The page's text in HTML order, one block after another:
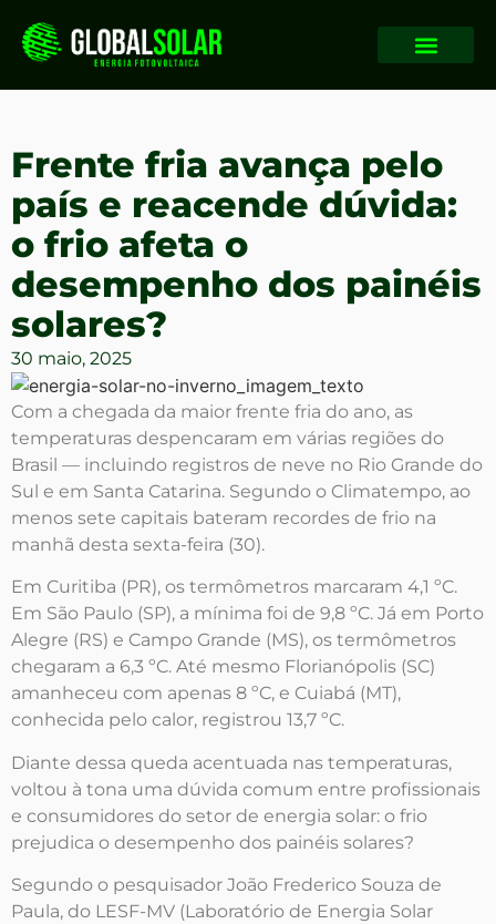
Frente fria avança pelo
país e reacende dúvida:
o frio afeta o
desempenho dos painéis
solares?
30 maio, 2025
Com a chegada da maior frente fria do ano, as
temperaturas despencaram em várias regiões do
Brasil — incluindo registros de neve no Rio Grande do
Sul e em Santa Catarina. Segundo o Climatempo, ao
menos sete capitais bateram recordes de frio na
manhã desta sexta-feira (30).
Em Curitiba (PR), os termômetros marcaram 4,1 ºC.
Em São Paulo (SP), a mínima foi de 9,8 ºC. Já em Porto
Alegre (RS) e Campo Grande (MS), os termômetros
chegaram a 6,3 ºC. Até mesmo Florianópolis (SC)
amanheceu com apenas 8 ºC, e Cuiabá (MT),
conhecida pelo calor, registrou 13,7 ºC.
Diante dessa queda acentuada nas temperaturas,
voltou à tona uma dúvida comum entre profissionais
e consumidores do setor de energia solar: o frio
prejudica o desempenho dos painéis solares?
Segundo o pesquisador João Frederico Souza de
Paula, do LESF-MV (Laboratório de Energia Solar